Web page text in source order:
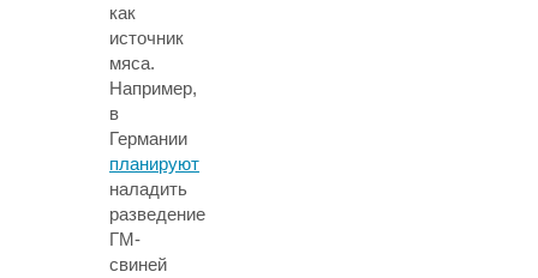
как
источник
мяса.
Например,
в
Германии
планируют
наладить
разведение
ГМ-
свиней